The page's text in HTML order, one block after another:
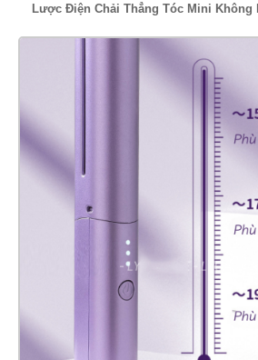
Lược Điện Chải Thẳng Tóc Mini Không